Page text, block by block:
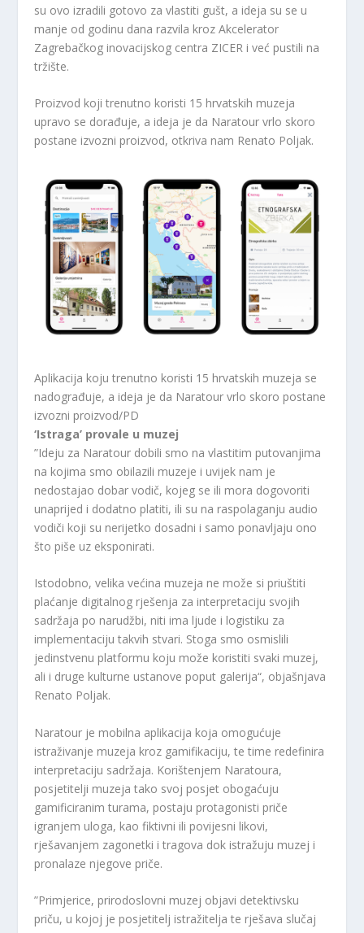
su ovo izradili gotovo za vlastiti gušt, a ideja su se u
manje od godinu dana razvila kroz Akcelerator
Zagrebačkog inovacijskog centra ZICER i već pustili na
tržište.
Proizvod koji trenutno koristi 15 hrvatskih muzeja
upravo se dorađuje, a ideja je da Naratour vrlo skoro
postane izvozni proizvod, otkriva nam Renato Poljak.
Aplikacija koju trenutno koristi 15 hrvatskih muzeja se
nadograđuje, a ideja je da Naratour vrlo skoro postane
izvozni proizvod/PD
‘Istraga’ provale u muzej
”Ideju za Naratour dobili smo na vlastitim putovanjima
na kojima smo obilazili muzeje i uvijek nam je
nedostajao dobar vodič, kojeg se ili mora dogovoriti
unaprijed i dodatno platiti, ili su na raspolaganju audio
vodiči koji su nerijetko dosadni i samo ponavljaju ono
što piše uz eksponirati.
Istodobno, velika većina muzeja ne može si priuštiti
plaćanje digitalnog rješenja za interpretaciju svojih
sadržaja po narudžbi, niti ima ljude i logistiku za
implementaciju takvih stvari. Stoga smo osmislili
jedinstvenu platformu koju može koristiti svaki muzej,
ali i druge kulturne ustanove poput galerija“, objašnjava
Renato Poljak.
Naratour je mobilna aplikacija koja omogućuje
istraživanje muzeja kroz gamifikaciju, te time redefinira
interpretaciju sadržaja. Korištenjem Naratoura,
posjetitelji muzeja tako svoj posjet obogaćuju
gamificiranim turama, postaju protagonisti priče
igranjem uloga, kao fiktivni ili povijesni likovi,
rješavanjem zagonetki i tragova dok istražuju muzej i
pronalaze njegove priče.
”Primjerice, prirodoslovni muzej objavi detektivsku
priču, u kojoj je posjetitelj istražitelja te rješava slučaj